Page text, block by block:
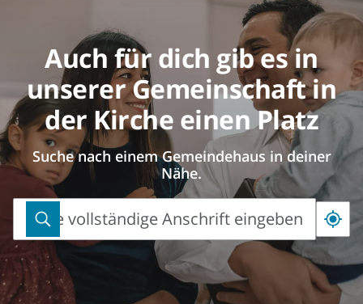
Auch für dich gib es in
unserer Gemeinschaft in
der Kirche einen Platz
Suche nach einem Gemeindehaus in deiner
Nähe.
Bitte vollständige Anschrift eingeben
Bitte
vollständige
Anschrift